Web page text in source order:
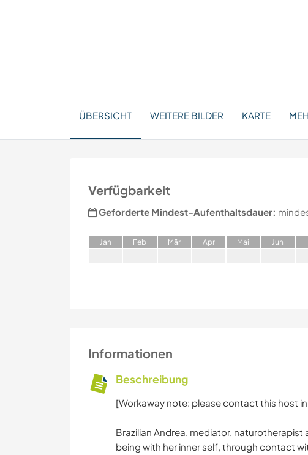
ÜBERSICHT WEITERE BILDER KARTE
Verfügbarkeit
Geforderte Mindest-Aufenthaltsdauer:
Jan Feb Mär Apr Mai Jun
Informationen
Beschreibung
[Workaway note: please contact this host
Brazilian Andrea, mediator,
being with her inner self, through contact